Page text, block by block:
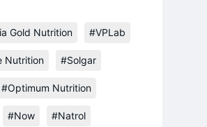
Gold Nutrition #VPLab
Nutrition #Solgar
#Optimum Nutrition
#Now #Natrol